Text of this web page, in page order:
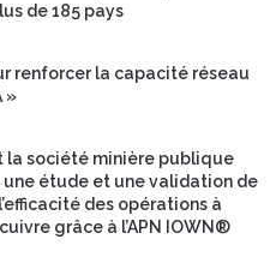
de 185 pays
renforcer la capacité réseau
»
la société minière publique
une étude et une validation de
des opérations à
grâce à l’APN IOWN®